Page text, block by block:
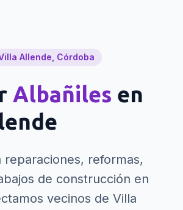
Allende, Córdoba
Albañiles en
reparaciones, reformas,
de construcción en
vecinos de Villa